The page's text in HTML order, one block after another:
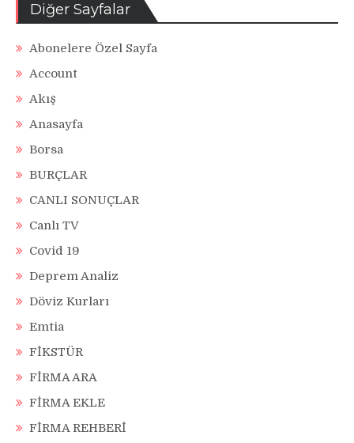
Diğer Sayfalar
Abonelere Özel Sayfa
Account
Akış
Anasayfa
Borsa
BURÇLAR
CANLI SONUÇLAR
Canlı TV
Covid 19
Deprem Analiz
Döviz Kurları
Emtia
FİKSTÜR
FİRMA ARA
FİRMA EKLE
FİRMA REHBERİ